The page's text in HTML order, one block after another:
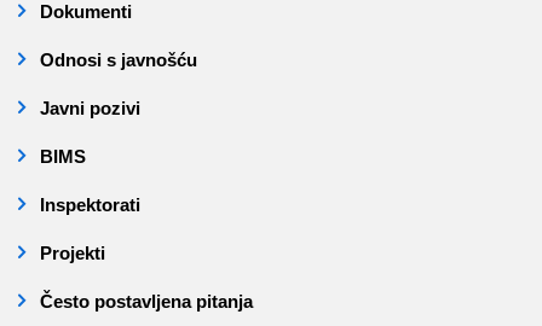
Dokumenti
Odnosi s javnošću
Javni pozivi
BIMS
Inspektorati
Projekti
Često postavljena pitanja